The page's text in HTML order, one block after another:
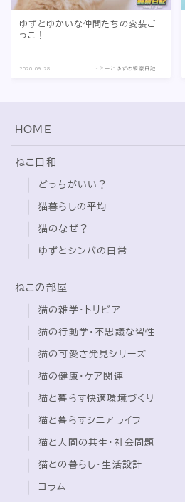
ゆずとゆかいな仲間たちの変装ご
っこ！
2020.09.28 トミーとゆずの観察日記
HOME
ねこ日和
どっちがいい？
猫暮らしの平均
猫のなぜ？
ゆずとシンバの日常
ねこの部屋
猫の雑学・トリビア
猫の行動学・不思議な習性
猫の可愛さ発見シリーズ
猫の健康・ケア関連
猫と暮らす快適環境づくり
猫と暮らすシニアライフ
猫と人間の共生・社会問題
猫との暮らし・生活設計
コラム